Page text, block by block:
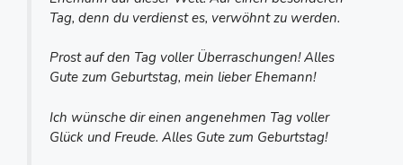
Tag, denn du verdienst es, verwöhnt zu werden.
Prost auf den Tag voller Überraschungen! Alles
Gute zum Geburtstag, mein lieber Ehemann!
Ich wünsche dir einen angenehmen Tag voller
Glück und Freude. Alles Gute zum Geburtstag!